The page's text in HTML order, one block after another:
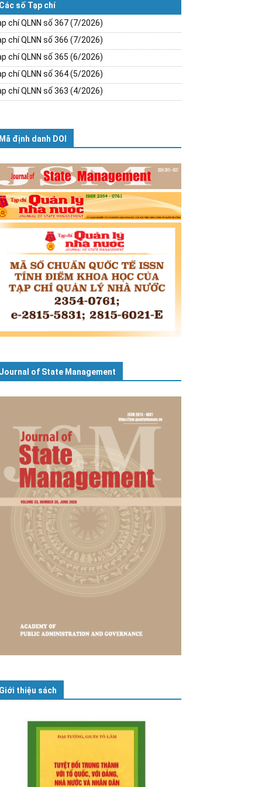
Các số Tạp chí
chí QLNN số 367 (7/2026)
chí QLNN số 366 (7/2026)
chí QLNN số 365 (6/2026)
chí QLNN số 364 (5/2026)
chí QLNN số 363 (4/2026)
Mã định danh DOI
Journal of State Management
Giới thiệu sách